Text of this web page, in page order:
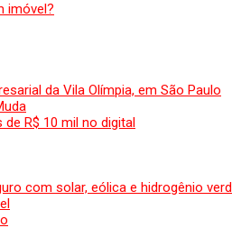
imóvel?
da Vila Olímpia, em São Paulo
R$ 10 mil no digital
com solar, eólica e hidrogênio